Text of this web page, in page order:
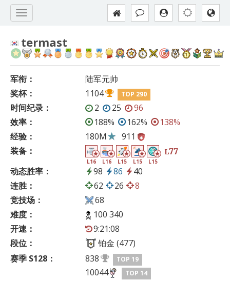
termast
军衔：
陆军元帅
奖杯：
1104 TOP 290
时间纪录： 2 25
96
效率：
188% 162%
138%
经验：
180M
911
装备：
L16 L16 L15 L15 L15
L77
动态胜率： 98 86
40
连胜：
62 26
8
竞技场：
68
难度：
100 340
开速：
9:21:08
段位：
铂金 (477)
赛季 S128：
838 TOP 19
10044 TOP 14